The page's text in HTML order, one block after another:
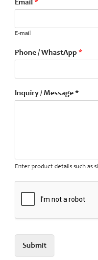
Email *
E-mail
Phone / WhastApp*
Inquiry / Message *
Enter product details such as
Submit